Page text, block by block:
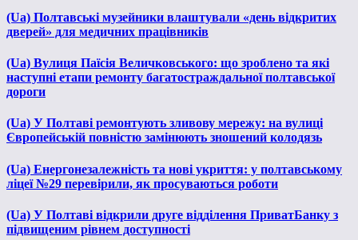
(Ua) Полтавські музейники влаштували «день відкритих
дверей» для медичних працівників
(Ua) Вулиця Паїсія Величковського: що зроблено та які
наступні етапи ремонту багатостраждальної полтавської
дороги
(Ua) У Полтаві ремонтують зливову мережу: на вулиці
Європейській повністю замінюють зношений колодязь
(Ua) Енергонезалежність та нові укриття: у полтавському
ліцеї №29 перевірили, як просуваються роботи
(Ua) У Полтаві відкрили друге відділення ПриватБанку з
підвищеним рівнем доступності